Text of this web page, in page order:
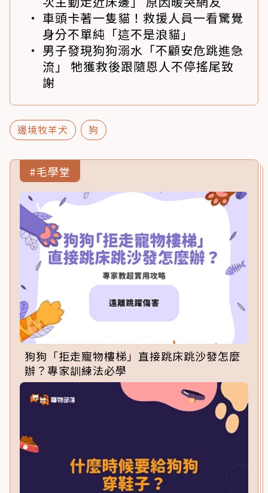
車頭卡著一隻貓！救援人員一看驚覺
身分不單純「這不是浪貓」
男子發現狗狗溺水「不顧安危跳進急
流」 牠獲救後跟隨恩人不停搖尾致
謝
邊境牧羊犬 狗
#毛學堂
狗狗「拒走寵物樓梯」直接跳床跳沙發怎麼
辦？專家訓練法必學